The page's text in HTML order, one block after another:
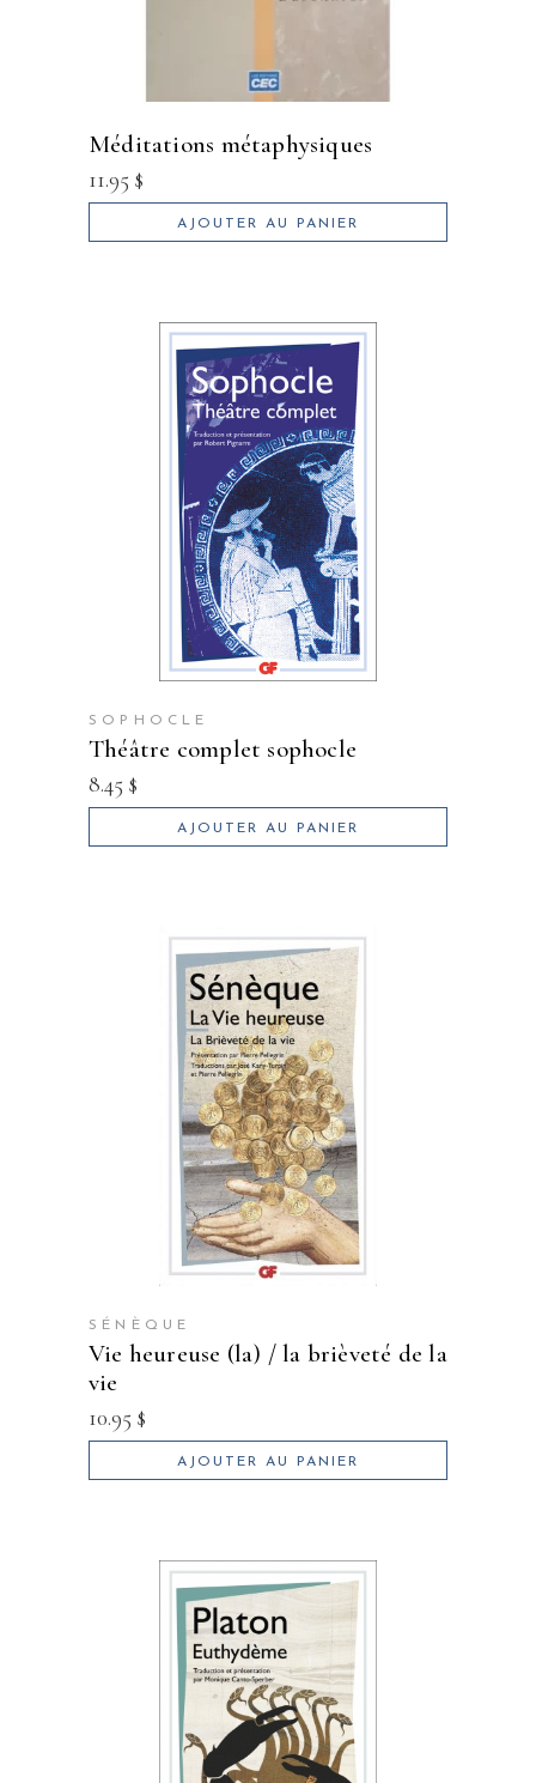
méditations métaphysiques
11.95 $
AJOUTER AU PANIER
SOPHOCLE
théâtre complet sophocle
8.45 $
AJOUTER AU PANIER
SÉNÈQUE
vie heureuse (la) / la brièveté de la
vie
10.95 $
AJOUTER AU PANIER